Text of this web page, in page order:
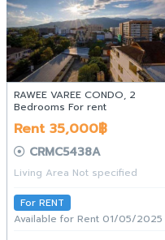
RAWEE VAREE CONDO, 2
Bedrooms For rent
Rent 35,000฿
CRMC5438A
Living Area Not specified
For RENT
Available for Rent 01/05/2025